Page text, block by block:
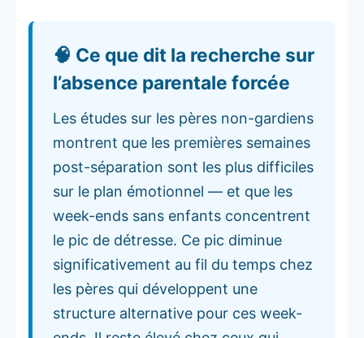
🧠 Ce que dit la recherche sur
l’absence parentale forcée
Les études sur les pères non-gardiens
montrent que les premières semaines
post-séparation sont les plus difficiles
sur le plan émotionnel — et que les
week-ends sans enfants concentrent
le pic de détresse. Ce pic diminue
significativement au fil du temps chez
les pères qui développent une
structure alternative pour ces week-